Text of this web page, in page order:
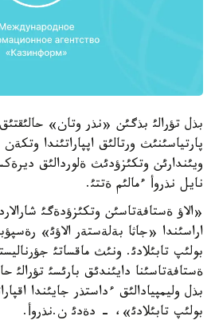
بذل تؤرالئ بذگئن «نذر وتان»
ويئندارئن وتكئزؤدئث ةلوردالئق
نايل نذروأ ءمالئم ةتتئ.
«الاؤ ةستافةتاسئن وتكئزؤدةگئ
اراسئندا «جاثا بةلةستةر الاؤئ»
بولئپ تابئلادئ. ونئث ماقساتئ
ةستافةتاسئنا دايئندئق بارئسئ تؤرالئ
بذل وليمپيادالئق ءداستذر جايئندا
بولئپ تابئلادئ»، - دةدئ ن.نذروأ.